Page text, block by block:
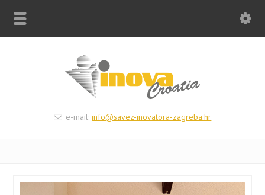
e-mail:info@savez-inovatora-zagreba.hr